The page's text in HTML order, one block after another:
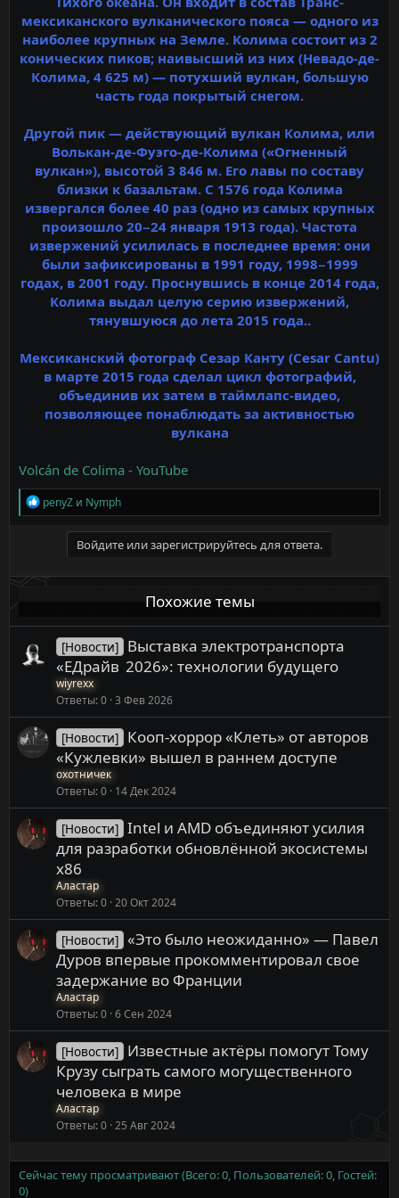
мексиканского вулканического пояса — одного из
наиболее крупных на Земле. Колима состоит из 2
конических пиков; наивысший из них (Невадо-де-
Колима, 4 625 м) — потухший вулкан, большую
часть года покрытый снегом.
Другой пик — действующий вулкан Колима, или
Волькан-де-Фуэго-де-Колима («Огненный
вулкан»), высотой 3 846 м. Его лавы по составу
близки к базальтам. С 1576 года Колима
извергался более 40 раз (одно из самых крупных
произошло 20−24 января 1913 года). Частота
извержений усилилась в последнее время: они
были зафиксированы в 1991 году, 1998−1999
годах, в 2001 году. Проснувшись в конце 2014 года,
Колима выдал целую серию извержений,
тянувшуюся до лета 2015 года..
Мексиканский фотограф Сезар Канту (Cesar Cantu)
в марте 2015 года сделал цикл фотографий,
объединив их затем в таймлапс-видео,
позволяющее понаблюдать за активностью
вулкана
Volcán de Colima - YouTube
Р
е
penyZ и Nymph
Войдите или зарегистрируйтесь для ответа.
Похожие темы
[Новости] Выставка электротранспорта
«ЕДрайв 2026»: технологии будущего
wiyrexx
Ответы 0 3 Фев 2026
[Новости] Кооп-хоррор «Клеть» от авторов
«Кужлевки» вышел в раннем доступе
охотничек
Ответы 0 14 Дек 2024
[Новости] Intel и AMD объединяют усилия
для разработки обновлённой экосистемы
x86
Аластар
Ответы 0 20 Окт 2024
[Новости] «Это было неожиданно» — Павел
Дуров впервые прокомментировал свое
задержание во Франции
Аластар
Ответы 0 6 Сен 2024
[Новости] Известные актёры помогут Тому
Крузу сыграть самого могущественного
человека в мире
Аластар
Ответы 0 25 Авг 2024
Сейчас тему просматривают (Всего: 0, Пользователей: 0, Гостей:
0)